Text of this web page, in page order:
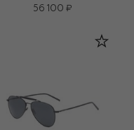
56 100 ₽